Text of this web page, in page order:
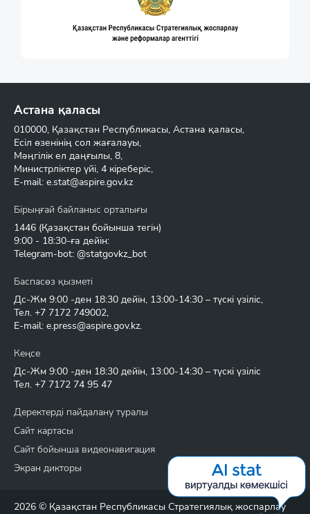
Астана қаласы
010000, Қазақстан Республикасы, Астана қаласы,
Есіл өзенінің сол жағалауы,
Мәңгілік ел даңғылы, 8,
Министрліктер үйі, 4 кіреберіс,
E-mail: e.stat@aspire.gov.kz
Бірыңғай байланыс орталығы
1446 (Қазақстан бойынша тегін)
9:00 - 18:30-ға дейін:
Telegram-bot: @statgovkz_bot
Баспасөз қызметі
Дс-Жм 9:00 -ден 18:30 дейін, 13:00-14:30 – түскі үзіліс,
Тел. +7 7172 749002,
E-mail: e.press@aspire.gov.kz.
Кеңсе
Дс-Жм 9:00 -ден 18:30 дейін, 13:00-14:30 – түскі үзіліс
Тел. +7 7172 74 95 47
Деректерді пайдалану туралы
Сайт картасы
Сайт бойынша видеонавигация
Экран дикторы
2026 © Қазақстан Республикасы Стратегиялық жоспарлау